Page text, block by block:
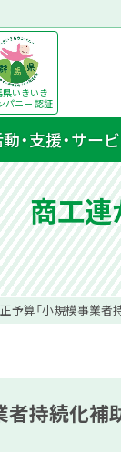
県いきいき
パニー 認証
・支援・サー
商工連
算「小規模事業者
持続化補